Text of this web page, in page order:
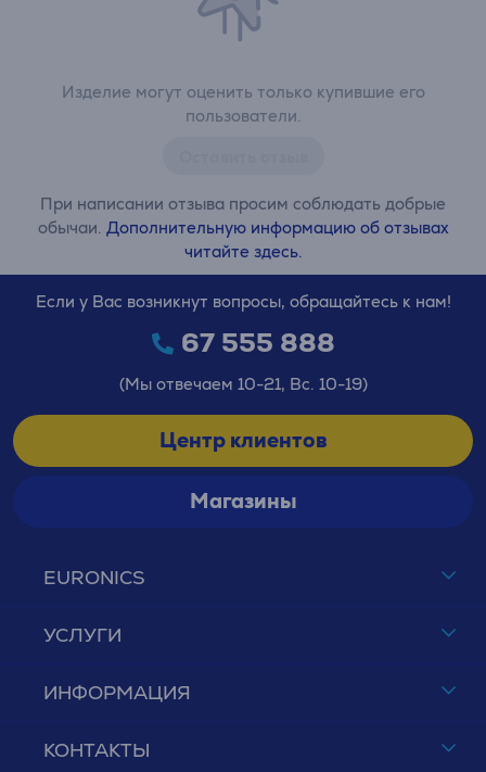
Изделие могут оценить только купившие его
пользователи.
При написании отзыва просим соблюдать добрые
обычаи. Дополнительную информацию об отзывах
читайте здесь.
EURONICS
УСЛУГИ
ИНФОРМАЦИЯ
КОНТАКТЫ
Если у Вас возникнут вопросы, обращайтесь к нам!
67 555 888
(Мы отвечаем 10-21, Вс. 10-19)
Центр клиентов
Магазины